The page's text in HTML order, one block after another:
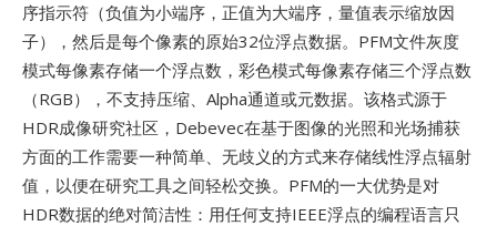
序指示符（负值为小端序，正值为大端序，量值表示缩放因
子），然后是每个像素的原始32位浮点数据。PFM文件灰度
模式每像素存储一个浮点数，彩色模式每像素存储三个浮点数
（RGB），不支持压缩、Alpha通道或元数据。该格式源于
HDR成像研究社区，Debevec在基于图像的光照和光场捕获
方面的工作需要一种简单、无歧义的方式来存储线性浮点辐射
值，以便在研究工具之间轻松交换。PFM的一大优势是对
HDR数据的绝对简洁性：用任何支持IEEE浮点的编程语言只